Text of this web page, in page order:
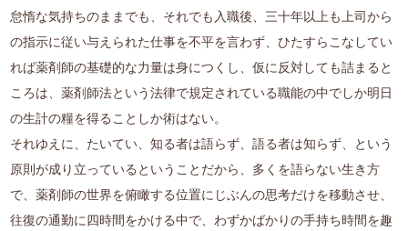
怠惰な気持ちのままでも、それでも入職後、三十年以上も上司から
の指示に従い与えられた仕事を不平を言わず、ひたすらこなしてい
れば薬剤師の基礎的な力量は身につくし、仮に反対しても詰まると
ころは、薬剤師法という法律で規定されている職能の中でしか明日
の生計の糧を得ることしか術はない。
それゆえに、たいてい、知る者は語らず、語る者は知らず、という
原則が成り立っているということだから、多くを語らない生き方
で、薬剤師の世界を俯瞰する位置にじぶんの思考だけを移動させ、
往復の通勤に四時間をかける中で、わずかばかりの手持ち時間を趣